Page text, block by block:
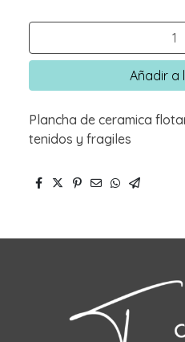
Añadir a
Plancha de ceramica
tenidos y fragiles